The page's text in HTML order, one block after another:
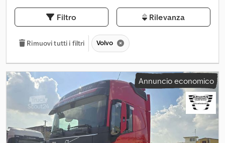
Filtro Rilevanza
Rimuovi tutti i filtri Volvo
Annuncio economico